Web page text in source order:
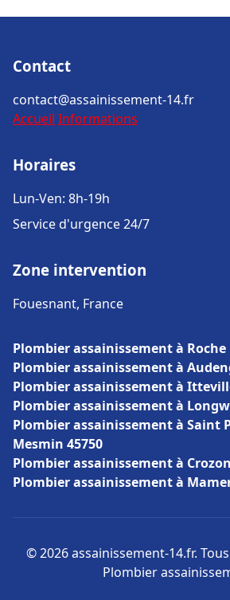
Contact
contact@assainissement-14.fr
Accueil Informations
Horaires
Lun-Ven: 8h-19h
Service d'urgence 24/7
Zone intervention
Fouesnant, France
Plombier assainissement à Roche
Plombier assainissement à
Plombier assainissement à
Plombier assainissement à
Plombier assainissement à Saint
Mesmin 45750
Plombier assainissement à
Plombier assainissement à
© 2026 assainissement-14.fr.
Plombier